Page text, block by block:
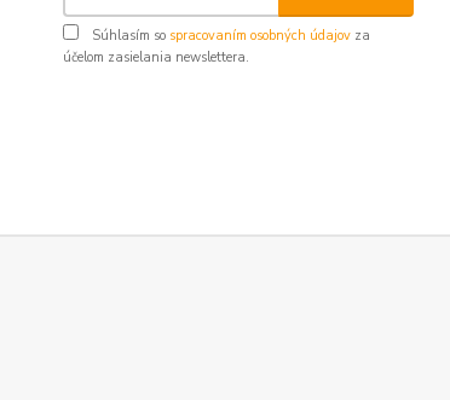
Súhlasím so spracovaním osobných údajov za
účelom zasielania newslettera.